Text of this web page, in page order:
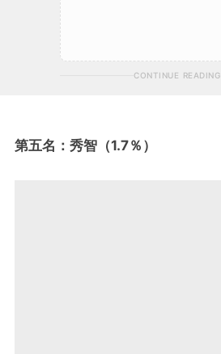
CONTINUE READING
第五名：秀智（1.7％）